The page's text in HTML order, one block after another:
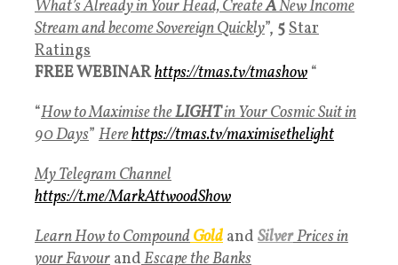
What’s Already in Your Head, CreateANew Income
Stream and become Sovereign Quickly”, 5Star
Ratings
FREE WEBINARhttps://tmas.tv/tmashow “
“How to Maximise theLIGHTin Your Cosmic Suit in
90 Days” Herehttps://tmas.tv/maximisethelight
My Telegram Channel
https://t.me/MarkAttwoodShow
Learn How to CompoundGold and SilverPrices in
your Favour andEscape the Banks